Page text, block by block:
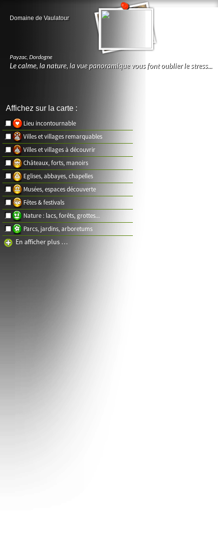
Domaine de Vaulatour
Payzac, Dordogne
Le calme, la nature, la vue panoramique vous font oublier le stress...
Affichez sur la carte :
Lieu incontournable
Villes et villages remarquables
Villes et villages à découvrir
Châteaux, forts, manoirs
Eglises, abbayes, chapelles
Musées, espaces découverte
Fêtes & festivals
Nature : lacs, forêts, grottes...
Parcs, jardins, arboretums
En afficher plus …